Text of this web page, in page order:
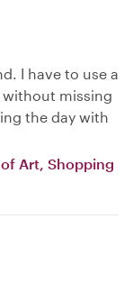
I have to use a
without missing
the day with
Art, Shopping